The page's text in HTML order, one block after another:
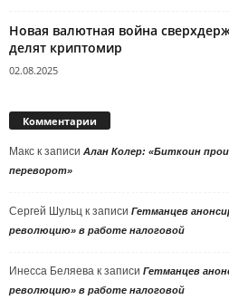
Новая валютная война
делят криптомир
02.08.2025
Комментарии
Макс к записи Алан Колер: «Биткоин
переворот»
Сергей Шульц к записи Гетманцев
революцию» в работе налоговой
Инесса Беляева к записи Гетманцев
революцию» в работе налоговой